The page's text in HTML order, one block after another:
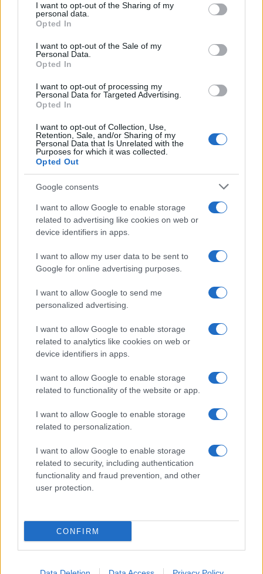
disclose it to other third parties.
Please note that this website/app uses one or more Google
services and may gather and store information including but
not limited to your visit or usage behaviour. You may click to
grant or deny consent to Google and its third-party tags to
consent section.
I want to opt-out of the Sharing of my
personal data.
Opted In
I want to opt-out of the Sale of my
Personal Data.
Opted In
I want to opt-out of processing my
Personal Data for Targeted Advertising.
Opted In
I want to opt-out of Collection, Use,
Retention, Sale, and/or Sharing of my
Personal Data that Is Unrelated with the
Purposes for which it was collected.
Opted Out
Google consents
I want to allow Google to enable storage
related to advertising like cookies on web or
device identifiers in apps.
I want to allow my user data to be sent to
Google for online advertising purposes.
I want to allow Google to send me
personalized advertising.
I want to allow Google to enable storage
related to analytics like cookies on web or
device identifiers in apps.
I want to allow Google to enable storage
related to functionality of the website or app.
I want to allow Google to enable storage
related to personalization.
I want to allow Google to enable storage
related to security, including authentication
functionality and fraud prevention, and other
user protection.
CONFIRM
FRASI
Frasi celebri
Frasi da condividere
Poesie
FILM
Frasi dei film
Frasi film più lette
Incipit dei film
Film più cercati
Frasi sul cinema
SERVIZI
Mappa del sito
Cookie Policy
Frasi suddivise per tema
Indice degli autori
Aforismi .meglio.it è l'archivio web dedicato a frasi,
aforismi e citazioni più grande del web (137.848 frasi in
database) • ©2005-2025 • La riproduzione dei testi è
il sito ricava una commissione sugli acquisti idonei. •
Contatti